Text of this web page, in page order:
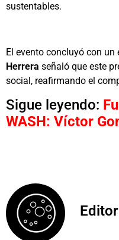
sustentables.
El evento concluyó con
Herrera señaló que este
social, reafirmando el
Sigue leyendo:
WASH: Víctor